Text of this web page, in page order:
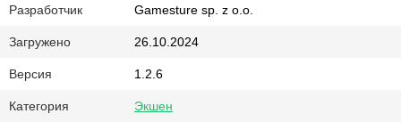
Разработчик Gamesture sp. z o.o.
Загружено 26.10.2024
Версия 1.2.6
Категория Экшен